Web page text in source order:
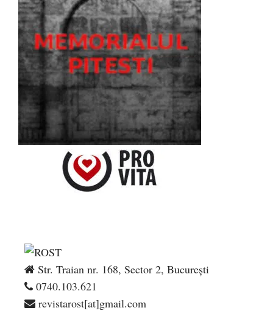
Str. Traian nr. 168, Sector 2, București
0740.103.621
revistarost[at]gmail.com